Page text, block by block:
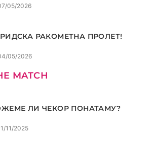
05/2026
РАКОМЕТНА ПРОЛЕТ!
05/2026
MATCH
ЛИ ЧЕКОР ПОНАТАМУ?
11/2025